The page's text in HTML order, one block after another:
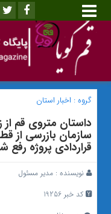
گروه : اخبار استان
داستان متروی قم
سازمان بازرسی از
قراردادی پروژه
نویسنده : مدیر مسئول
کد خبر 19256